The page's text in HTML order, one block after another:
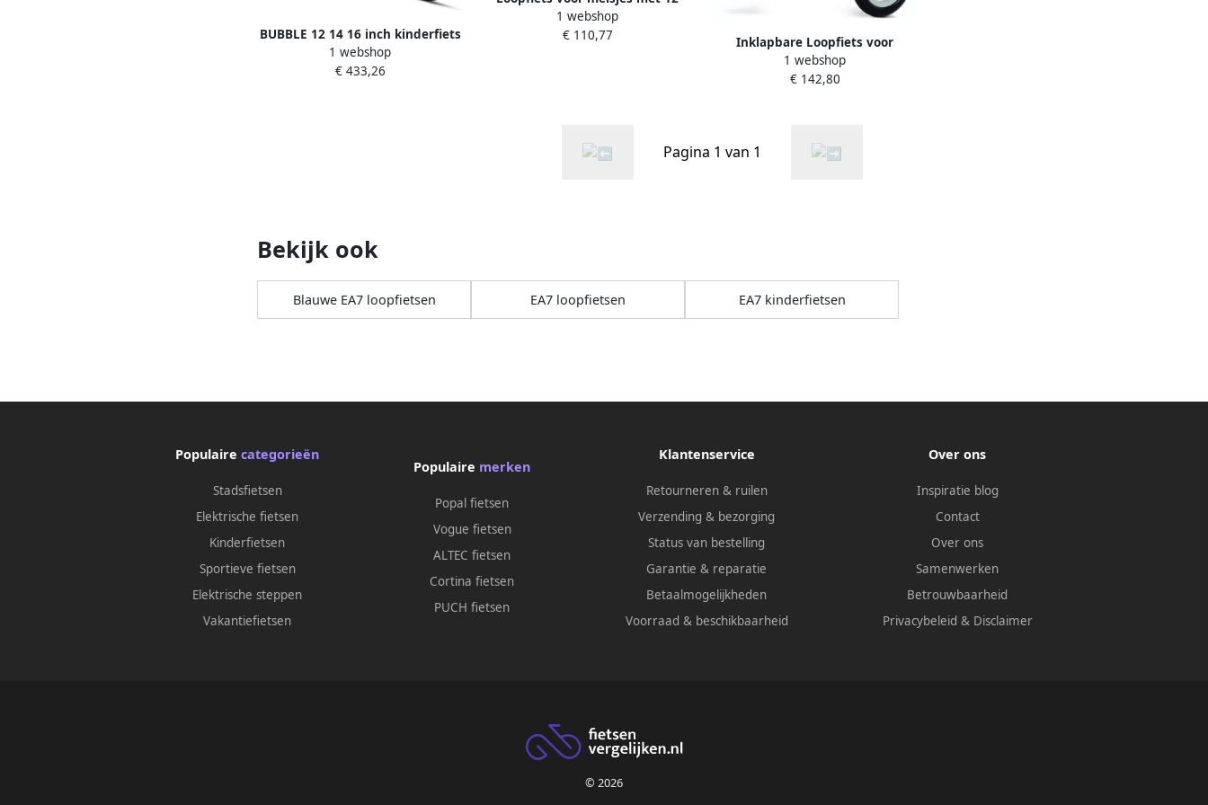
BUBBLE 12 14 16 inch kinderfiets
voor en van 3 tot 8 jaar met d en
stabilisatoren
1 webshop
€ 433,26
inch wielen verstelbaar stuur en
zadel ideaal voor kinderen van 2
1 webshop
€ 110,77
Inklapbare Loopfiets voor
Kinderen van 2 tot 5 Jaar
Buitenspeelgoed voor en
1 webshop
€ 142,80
Pagina 1 van 1
Bekijk ook
Blauwe EA7 loopfietsen EA7 loopfietsen EA7 kinderfietsen
Populairecategorieën
Stadsfietsen
Elektrische fietsen
Kinderfietsen
Sportieve fietsen
Elektrische steppen
Vakantiefietsen
Populaire merken
Popal fietsen
Vogue fietsen
ALTEC fietsen
Cortina fietsen
PUCH fietsen
Klantenservice
Retourneren & ruilen
Verzending & bezorging
Status van bestelling
Garantie & reparatie
Betaalmogelijkheden
Voorraad & beschikbaarheid
Over ons
Inspiratie blog
Contact
Over ons
Samenwerken
Betrouwbaarheid
Privacybeleid & Disclaimer
© 2026